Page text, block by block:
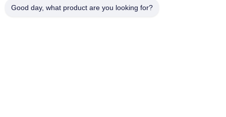
Good day, what product are you looking for?